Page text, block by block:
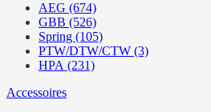
AEG (674)
GBB (526)
Spring (105)
PTW/DTW/CTW (3)
HPA (231)
Accessoires